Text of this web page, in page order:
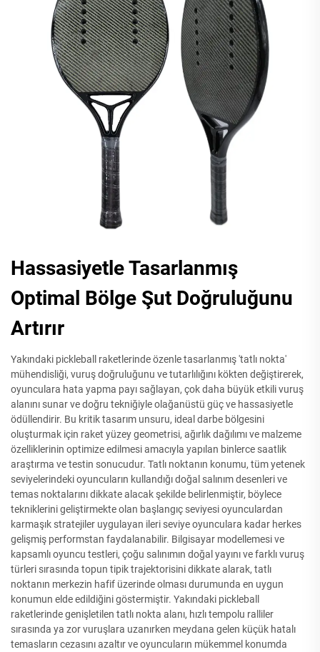
Hassasiyetle Tasarlanmış
Optimal Bölge Şut Doğruluğunu
Artırır
Yakındaki pickleball raketlerinde özenle tasarlanmış 'tatlı nokta'
mühendisliği, vuruş doğruluğunu ve tutarlılığını kökten değiştirerek,
oyunculara hata yapma payı sağlayan, çok daha büyük etkili vuruş
alanını sunar ve doğru tekniğiyle olağanüstü güç ve hassasiyetle
ödüllendirir. Bu kritik tasarım unsuru, ideal darbe bölgesini
oluşturmak için raket yüzey geometrisi, ağırlık dağılımı ve malzeme
özelliklerinin optimize edilmesi amacıyla yapılan binlerce saatlik
araştırma ve testin sonucudur. Tatlı noktanın konumu, tüm yetenek
seviyelerindeki oyuncuların kullandığı doğal salınım desenleri ve
temas noktalarını dikkate alacak şekilde belirlenmiştir, böylece
tekniklerini geliştirmekte olan başlangıç seviyesi oyunculardan
karmaşık stratejiler uygulayan ileri seviye oyunculara kadar herkes
gelişmiş performstan faydalanabilir. Bilgisayar modellemesi ve
kapsamlı oyuncu testleri, çoğu salınımın doğal yayını ve farklı vuruş
türleri sırasında topun tipik trajektorisini dikkate alarak, tatlı
noktanın merkezin hafif üzerinde olması durumunda en uygun
konumun elde edildiğini göstermiştir. Yakındaki pickleball
raketlerinde genişletilen tatlı nokta alanı, hızlı tempolu ralliler
sırasında ya zor vuruşlara uzanırken meydana gelen küçük hatalı
temasların cezasını azaltır ve oyuncuların mükemmel konumda